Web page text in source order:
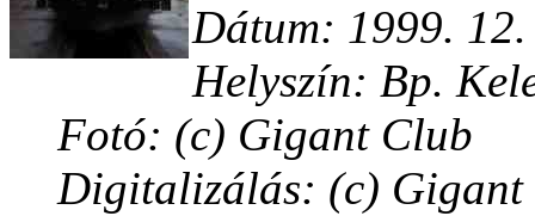
Dátum: 1999. 12.
Helyszín: Bp.
Fotó: (c) Gigant Club
Digitalizálás: (c) Gigant